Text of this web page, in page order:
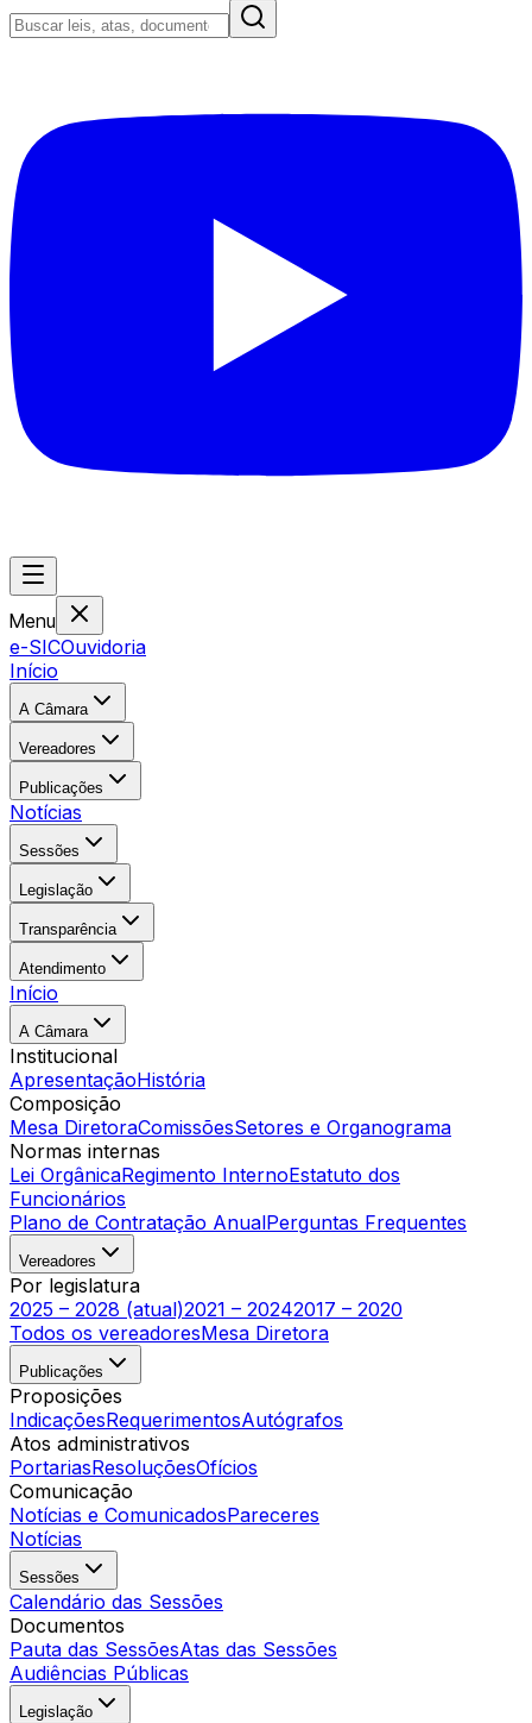
Menu
e-SICOuvidoria
Início
A Câmara
Vereadores
Publicações
Notícias
Sessões
Legislação
Transparência
Atendimento
Início
A Câmara
Institucional
ApresentaçãoHistória
Composição
Mesa DiretoraComissõesSetores e Organograma
Normas internas
Lei OrgânicaRegimento InternoEstatuto dos
Funcionários
Plano de Contratação AnualPerguntas Frequentes
Vereadores
Por legislatura
2025 – 2028 (atual)2021 – 20242017 – 2020
Todos os vereadoresMesa Diretora
Publicações
Proposições
IndicaçõesRequerimentosAutógrafos
Atos administrativos
PortariasResoluçõesOfícios
Comunicação
Notícias e ComunicadosPareceres
Notícias
Sessões
Calendário das Sessões
Documentos
Pauta das SessõesAtas das Sessões
Audiências Públicas
Legislação